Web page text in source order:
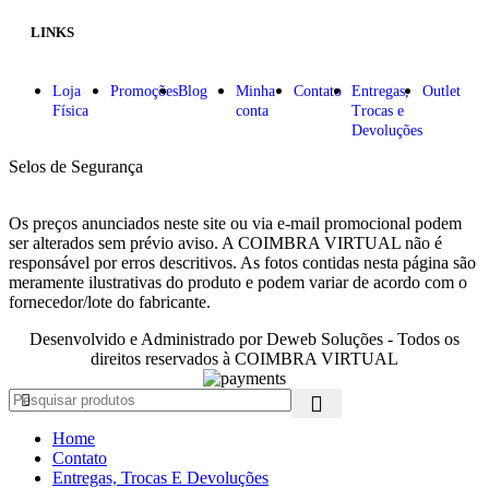
LINKS
Loja
Física
PromoçõesBlog
Minha
conta
Contato Entregas,
Trocas e
Devoluções
Outlet
Selos de Segurança
Os preços anunciados neste site ou via e-mail promocional podem
ser alterados sem prévio aviso. A COIMBRA VIRTUAL não é
responsável por erros descritivos. As fotos contidas nesta página são
meramente ilustrativas do produto e podem variar de acordo com o
fornecedor/lote do fabricante.
Desenvolvido e Administrado por Deweb Soluções - Todos os
direitos reservados à COIMBRA VIRTUAL
Home
Contato
Entregas, Trocas E Devoluções